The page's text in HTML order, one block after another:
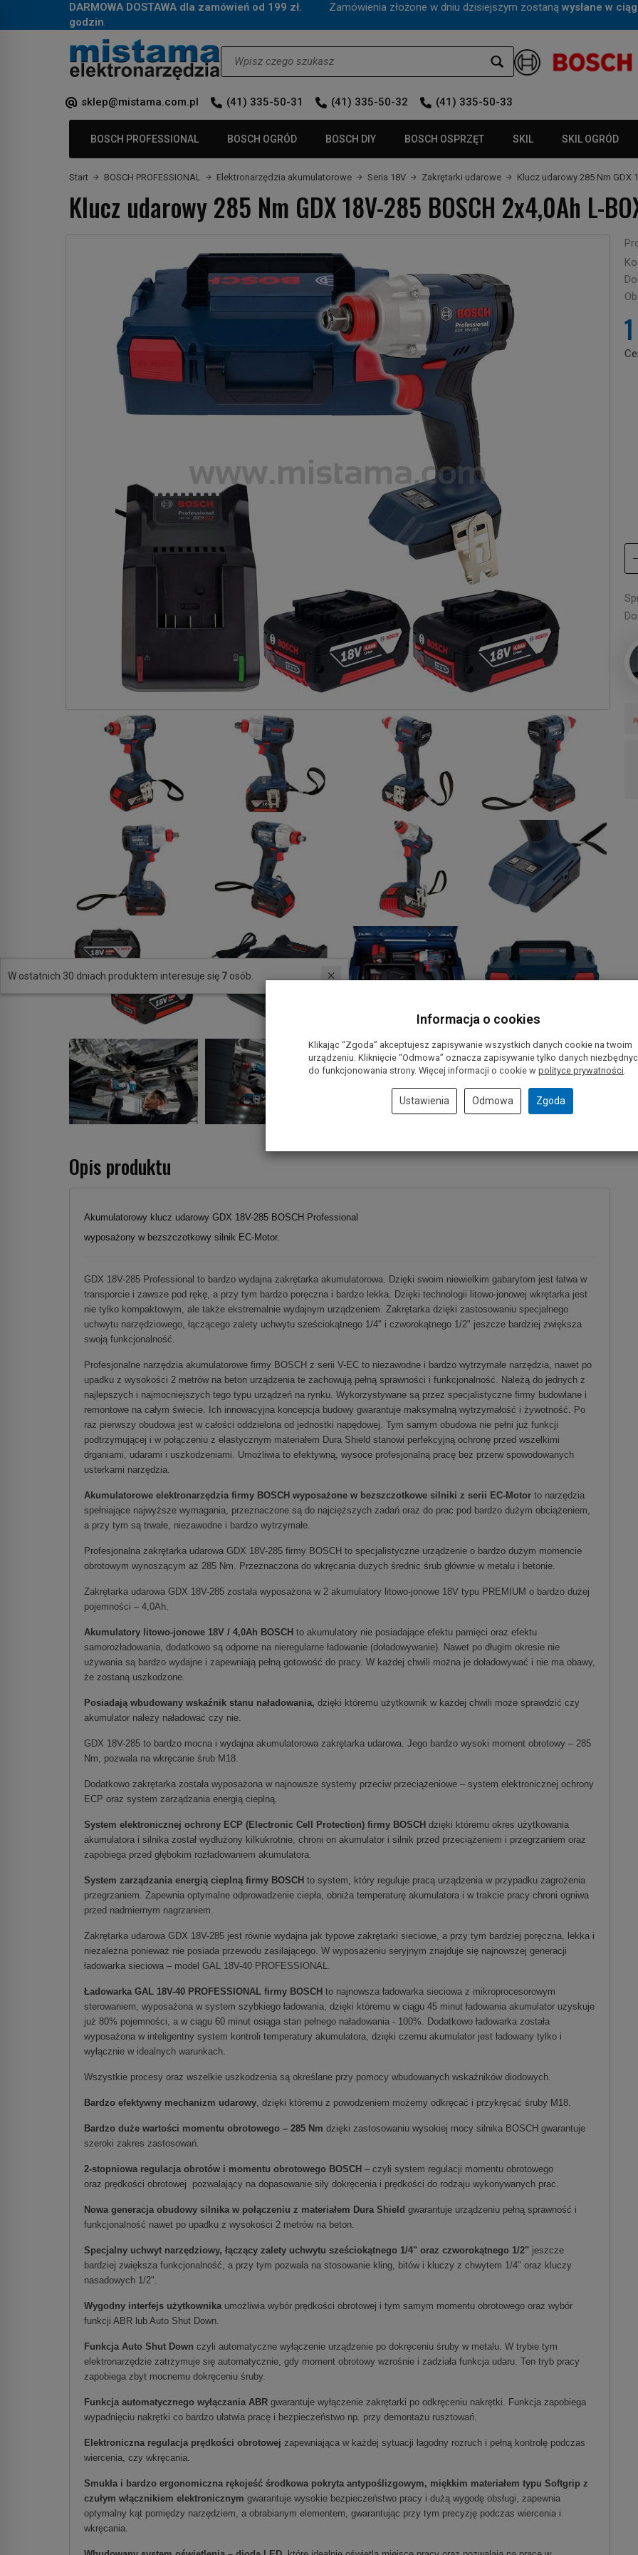
DARMOWA DOSTAWA dla zamówień od 199 zł. Zamówienia złożone w dniu dzisiejszym zostaną wysłane w
godzin.
sklep@mistama.com.pl (41) 335-50-31 (41) 335-50-32 (41) 335-50-33
BOSCH PROFESSIONAL BOSCH OGRÓD BOSCH DIY BOSCH OSPRZĘT SKIL SKIL OGRÓD
Start BOSCH PROFESSIONAL Elektronarzędzia akumulatorowe Seria 18V Zakrętarki udarowe Klucz udarowy 285 Nm GDX
Klucz udarowy 285 Nm GDX 18V-285 BOSCH 2x4,0Ah L-
Opis produktu
Akumulatorowy klucz udarowy GDX 18V-285 BOSCH Professional
wyposażony w bezszczotkowy silnik EC-Motor.
GDX 18V-285 Professional to bardzo wydajna zakrętarka akumulatorowa. Dzięki swoim niewielkim gabarytom jest łatwa w
transporcie i zawsze pod rękę, a przy tym bardzo poręczna i bardzo lekka. Dzięki technologii litowo-jonowej wkrętarka jest
nie tylko kompaktowym, ale także ekstremalnie wydajnym urządzeniem. Zakrętarka dzięki zastosowaniu specjalnego
uchwytu narzędziowego, łączącego zalety uchwytu sześciokątnego 1/4" i czworokątnego 1/2" jeszcze bardziej zwiększa
swoją funkcjonalność.
Profesjonalne narzędzia akumulatorowe firmy BOSCH z serii V-EC to niezawodne i bardzo wytrzymałe narzędzia, nawet po
upadku z wysokości 2 metrów na beton urządzenia te zachowują pełną sprawności i funkcjonalność. Należą do jednych z
najlepszych i najmocniejszych tego typu urządzeń na rynku. Wykorzystywane są przez specjalistyczne firmy budowlane i
remontowe na całym świecie. Ich innowacyjna koncepcja budowy gwarantuje maksymalną wytrzymałość i żywotność. Po
raz pierwszy obudowa jest w całości oddzielona od jednostki napędowej. Tym samym obudowa nie pełni już funkcji
podtrzymującej i w połączeniu z elastycznym materiałem Dura Shield stanowi perfekcyjną ochronę przed wszelkimi
drganiami, udarami i uszkodzeniami. Umożliwia to efektywną, wysoce profesjonalną pracę bez przerw spowodowanych
usterkami narzędzia.
Akumulatorowe elektronarzędzia firmy BOSCH wyposażone w bezszczotkowe silniki z serii EC-Motor to narzędzia
spełniające najwyższe wymagania, przeznaczone są do najcięższych zadań oraz do prac pod bardzo dużym obciążeniem,
a przy tym są trwałe, niezawodne i bardzo wytrzymałe.
Profesjonalna zakrętarka udarowa GDX 18V-285 firmy BOSCH to specjalistyczne urządzenie o bardzo dużym momencie
obrotowym wynoszącym aż 285 Nm. Przeznaczona do wkręcania dużych średnic śrub głównie w metalu i betonie.
Zakrętarka udarowa GDX 18V-285 została wyposażona w 2 akumulatory litowo-jonowe 18V typu PREMIUM o bardzo dużej
pojemności – 4,0Ah.
Akumulatory litowo-jonowe 18V / 4,0Ah BOSCH to akumulatory nie posiadające efektu pamięci oraz efektu
samorozładowania, dodatkowo są odporne na nieregularne ładowanie (doładowywanie). Nawet po długim okresie nie
używania są bardzo wydajne i zapewniają pełną gotowość do pracy. W każdej chwili można je doładowywać i nie ma obawy,
że zostaną uszkodzone.
Posiadają wbudowany wskaźnik stanu naładowania, dzięki któremu użytkownik w każdej chwili może sprawdzić czy
akumulator należy naładować czy nie.
GDX 18V-285 to bardzo mocna i wydajna akumulatorowa zakrętarka udarowa. Jego bardzo wysoki moment obrotowy – 285
Nm, pozwala na wkręcanie śrub M18.
Dodatkowo zakrętarka została wyposażona w najnowsze systemy przeciw przeciążeniowe – system elektronicznej ochrony
ECP oraz system zarządzania energią cieplną.
System elektronicznej ochrony ECP (Electronic Cell Protection) firmy BOSCH dzięki któremu okres użytkowania
akumulatora i silnika został wydłużony kilkukrotnie, chroni on akumulator i silnik przed przeciążeniem i przegrzaniem oraz
zapobiega przed głębokim rozładowaniem akumulatora.
System zarządzania energią cieplną firmy BOSCH to system, który reguluje pracą urządzenia w przypadku zagrożenia
przegrzaniem. Zapewnia optymalne odprowadzenie ciepła, obniża temperaturę akumulatora i w trakcie pracy chroni ogniwa
przed nadmiernym nagrzaniem.
Zakrętarka udarowa GDX 18V-285 jest równie wydajna jak typowe zakrętarki sieciowe, a przy tym bardziej poręczna, lekka i
niezależna ponieważ nie posiada przewodu zasilającego. W wyposażeniu seryjnym znajduje się najnowszej generacji
ładowarka sieciowa – model GAL 18V-40 PROFESSIONAL.
Ładowarka GAL 18V-40 PROFESSIONAL firmy BOSCH to najnowsza ładowarka sieciowa z mikroprocesorowym
sterowaniem, wyposażona w system szybkiego ładowania, dzięki któremu w ciągu 45 minut ładowania akumulator uzyskuje
już 80% pojemności, a w ciągu 60 minut osiąga stan pełnego naładowania - 100%. Dodatkowo ładowarka została
wyposażona w inteligentny system kontroli temperatury akumulatora, dzięki czemu akumulator jest ładowany tylko i
wyłącznie w idealnych warunkach.
Wszystkie procesy oraz wszelkie uszkodzenia są określane przy pomocy wbudowanych wskaźników diodowych.
Bardzo efektywny mechanizm udarowy , dzięki któremu z powodzeniem możemy odkręcać i przykręcać śruby M18.
Bardzo duże wartości momentu obrotowego – 285 Nm dzięki zastosowaniu wysokiej mocy silnika BOSCH gwarantuje
szeroki zakres zastosowań.
2-stopniowa regulacja obrotów i momentu obrotowego BOSCH – czyli system regulacji momentu obrotowego
oraz prędkości obrotowej pozwalający na dopasowanie siły dokręcenia i prędkości do rodzaju wykonywanych prac.
Nowa generacja obudowy silnika w połączeniu z materiałem Dura Shield gwarantuje urządzeniu pełną sprawność i
funkcjonalność nawet po upadku z wysokości 2 metrów na beton.
Specjalny uchwyt narzędziowy, łączący zalety uchwytu sześciokątnego 1/4" oraz czworokątnego 1/2" jeszcze
bardziej zwiększa funkcjonalność, a przy tym pozwala na stosowanie kling, bitów i kluczy z chwytem 1/4" oraz kluczy
nasadowych 1/2".
Wygodny interfejs użytkownika umożliwia wybór prędkości obrotowej i tym samym momentu obrotowego oraz wybór
funkcji ABR lub Auto Shut Down.
Funkcja Auto Shut Down czyli automatyczne wyłączenie urządzenie po dokręceniu śruby w metalu. W trybie tym
elektronarzędzie zatrzymuje się automatycznie, gdy moment obrotowy wzrośnie i zadziała funkcja udaru. Ten tryb pracy
zapobiega zbyt mocnemu dokręceniu śruby.
Funkcja automatycznego wyłączania ABR gwarantuje wyłączenie zakrętarki po odkręceniu nakrętki. Funkcja zapobiega
wypadnięciu nakrętki co bardzo ułatwia pracę i bezpieczeństwo np. przy demontażu rusztowań.
Elektroniczna regulacja prędkości obrotowej zapewniająca w każdej sytuacji łagodny rozruch i pełną kontrolę podczas
wiercenia, czy wkręcania.
Smukła i bardzo ergonomiczna rękojeść środkowa pokryta antypoślizgowym, miękkim materiałem typu Softgrip z
czułym włącznikiem elektronicznym gwarantuje wysokie bezpieczeństwo pracy i dużą wygodę obsługi, zapewnia
optymalny kąt pomiędzy narzędziem, a obrabianym elementem, gwarantując przy tym precyzję podczas wiercenia i
wkręcania.
W ostatnich 30 dniach produktem interesuje się 7 osób.
Informacja o cookies
Klikając “Zgoda” akceptujesz zapisywanie wszystkich danych cookie na twoim
urządzeniu. Kliknięcie “Odmowa” oznacza zapisywanie tylko danych
do funkcjonowania strony. Więcej informacji o cookie w polityce prywatności.
Ustawienia Odmowa Zgoda